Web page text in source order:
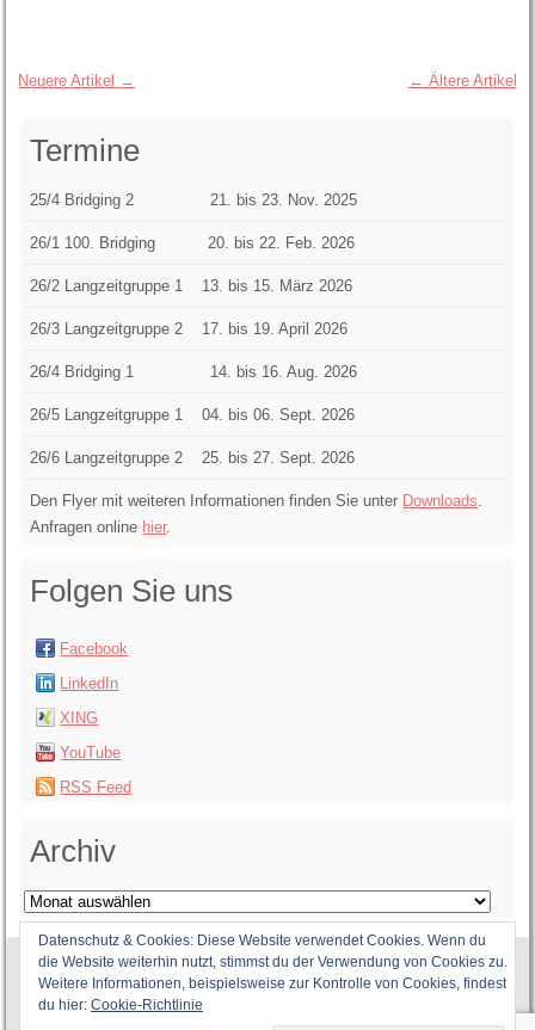
Neuere Artikel → ← Ältere Artikel
Termine
25/4 Bridging 2 21. bis 23. Nov. 2025
26/1 100. Bridging 20. bis 22. Feb. 2026
26/2 Langzeitgruppe 1 13. bis 15. März 2026
26/3 Langzeitgruppe 2 17. bis 19. April 2026
26/4 Bridging 1 14. bis 16. Aug. 2026
26/5 Langzeitgruppe 1 04. bis 06. Sept. 2026
26/6 Langzeitgruppe 2 25. bis 27. Sept. 2026
Den Flyer mit weiteren Informationen finden Sie unter Downloads
Anfragen online hier.
Folgen Sie uns
Facebook
LinkedIn
XING
YouTube
RSS Feed
Archiv
Archiv
Bridge into Life PartG ©2026,
Datenschutz & Cookies: Diese Website verwendet Cookies. Wenn du
die Website weiterhin nutzt, stimmst du der Verwendung von Cookies zu.
Weitere Informationen, beispielsweise zur Kontrolle von Cookies, findest
du hier: Cookie-Richtlinie